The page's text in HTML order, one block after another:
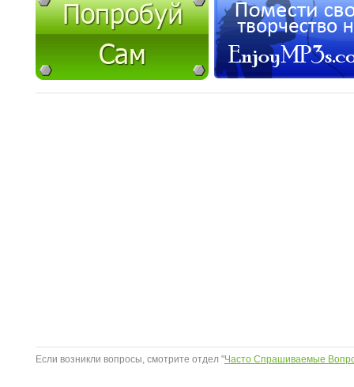
Если возникли вопросы, смотрите отдел "Часто Спрашиваемые